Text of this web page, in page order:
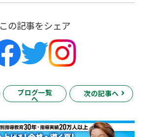
この記事をシェア
ブログ一覧
へ
次の記事へ